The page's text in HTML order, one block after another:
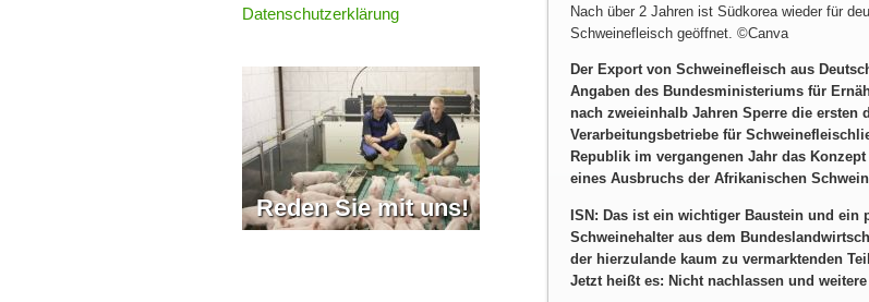
Datenschutzerklärung
Reden Sie mit uns!
Nach über 2 Jahren ist Südkorea wieder für
Schweinefleisch geöffnet. ©Canva
Der Export von Schweinefleisch aus
Angaben des Bundesministeriums für
nach zweieinhalb Jahren Sperre die ersten
Verarbeitungsbetriebe für
Republik im vergangenen Jahr das
eines Ausbruchs der Afrikanischen
ISN: Das ist ein wichtiger Baustein und ein
Schweinehalter aus dem
der hierzulande kaum zu vermarktenden
Jetzt heißt es: Nicht nachlassen und